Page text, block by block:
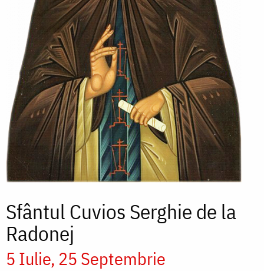
Sfântul Cuvios Serghie de la
Radonej
5 Iulie 25 Septembrie